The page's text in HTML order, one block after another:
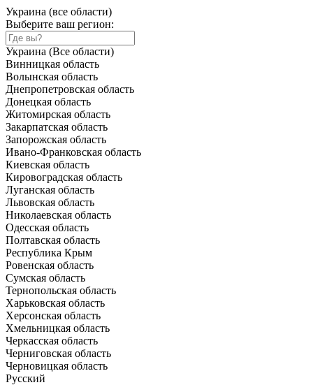
Украина (все области)
Выберите ваш регион:
Украина (Все области)
Винницкая область
Волынская область
Днепропетровская область
Донецкая область
Житомирская область
Закарпатская область
Запорожская область
Ивано-Франковская область
Киевская область
Кировоградская область
Луганская область
Львовская область
Николаевская область
Одесская область
Полтавская область
Республика Крым
Ровенская область
Сумская область
Тернопольская область
Харьковская область
Херсонская область
Хмельницкая область
Черкасская область
Черниговская область
Черновицкая область
Русский